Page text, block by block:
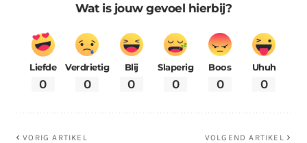
Wat is jouw gevoel hierbij?
Liefde
0
Verdrietig
0
Blij
0
Slaperig
0
Boos
0
Uhuh
0
VORIG ARTIKEL VOLGEND ARTIKEL